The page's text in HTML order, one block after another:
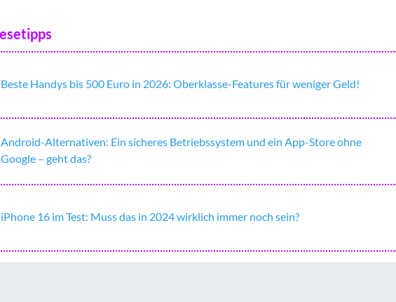
Beste Handys bis 500 Euro in 2026: Oberklasse-Features für weniger Geld!
Android-Alternativen: Ein sicheres Betriebssystem und ein App-Store ohne
Google – geht das?
iPhone 16 im Test: Muss das in 2024 wirklich immer noch sein?